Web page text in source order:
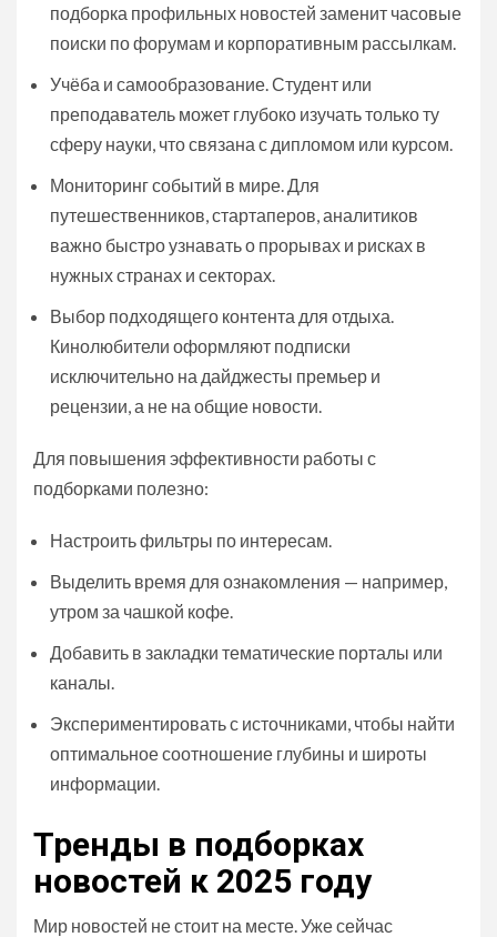
подборка профильных новостей заменит часовые
поиски по форумам и корпоративным рассылкам.
Учёба и самообразование. Студент или
преподаватель может глубоко изучать только ту
сферу науки, что связана с дипломом или курсом.
Мониторинг событий в мире. Для
путешественников, стартаперов, аналитиков
важно быстро узнавать о прорывах и рисках в
нужных странах и секторах.
Выбор подходящего контента для отдыха.
Кинолюбители оформляют подписки
исключительно на дайджесты премьер и
рецензии, а не на общие новости.
Для повышения эффективности работы с
подборками полезно:
Настроить фильтры по интересам.
Выделить время для ознакомления — например,
утром за чашкой кофе.
Добавить в закладки тематические порталы или
каналы.
Экспериментировать с источниками, чтобы найти
оптимальное соотношение глубины и широты
информации.
Тренды в подборках
новостей к 2025 году
Мир новостей не стоит на месте. Уже сейчас